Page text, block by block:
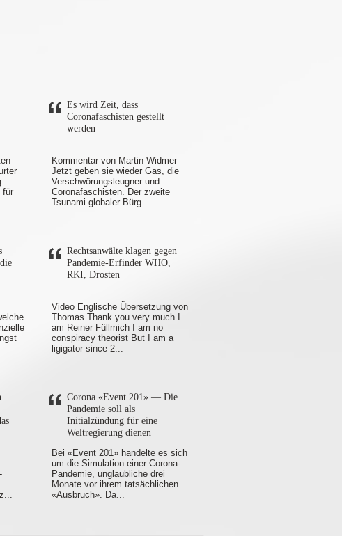
für
Es wird Zeit, dass
Coronafaschisten gestellt
werden
Kommentar von Martin Widmer –
Jetzt geben sie wieder Gas, die
Verschwörungsleugner und
Coronafaschisten. Der zweite
Tsunami globaler Bürg...
Rechtsanwälte klagen gegen
Pandemie-Erfinder WHO,
RKI, Drosten
Video Englische Übersetzung von
Thomas Thank you very much I
am Reiner Füllmich I am no
conspiracy theorist But I am a
ligigator since 2...
Corona «Event 201» — Die
Pandemie soll als
Initialzündung für eine
Weltregierung dienen
Bei «Event 201» handelte es sich
um die Simulation einer Corona-
Pandemie, unglaubliche drei
Monate vor ihrem tatsächlichen
«Ausbruch». Da...